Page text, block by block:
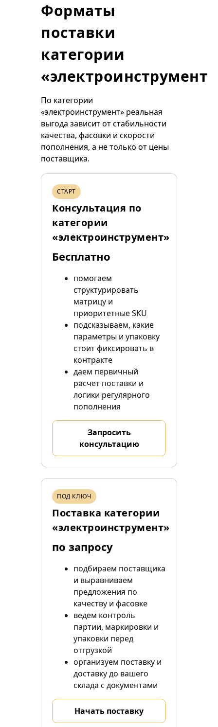
Форматы
поставки
категории
«электроинструмент»
По категории
«электроинструмент» реальная
выгода зависит от стабильности
качества, фасовки и скорости
пополнения, а не только от цены
поставщика.
СТАРТ
Консультация по
категории
«электроинструмент»
Бесплатно
помогаем
структурировать
матрицу и
приоритетные SKU
подсказываем, какие
параметры и упаковку
стоит фиксировать в
контракте
даем первичный
расчет поставки и
логики регулярного
пополнения
Запросить
консультацию
ПОД КЛЮЧ
Поставка категории
«электроинструмент»
по запросу
подбираем поставщика
и выравниваем
предложения по
качеству и фасовке
ведем контроль
партии, маркировки и
упаковки перед
отгрузкой
организуем поставку и
доставку до вашего
склада с документами
Начать поставку